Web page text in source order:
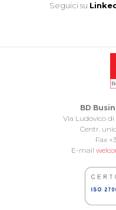
Seguici su
BD
Via Ludovico di
Centr.
Fax
E-mail